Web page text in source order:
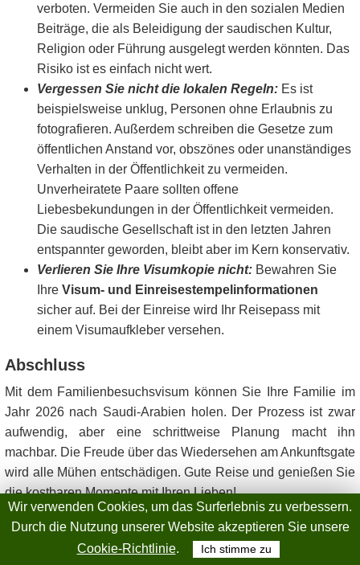
verboten. Vermeiden Sie auch in den sozialen Medien
Beiträge, die als Beleidigung der saudischen Kultur,
Religion oder Führung ausgelegt werden könnten. Das
Risiko ist es einfach nicht wert.
Vergessen Sie nicht die lokalen Regeln: Es ist
beispielsweise unklug, Personen ohne Erlaubnis zu
fotografieren. Außerdem schreiben die Gesetze zum
öffentlichen Anstand vor, obszönes oder unanständiges
Verhalten in der Öffentlichkeit zu vermeiden.
Unverheiratete Paare sollten offene
Liebesbekundungen in der Öffentlichkeit vermeiden.
Die saudische Gesellschaft ist in den letzten Jahren
entspannter geworden, bleibt aber im Kern konservativ.
Verlieren Sie Ihre Visumkopie nicht: Bewahren Sie
Ihre Visum- und Einreisestempelinformationen
sicher auf. Bei der Einreise wird Ihr Reisepass mit
einem Visumaufkleber versehen.
Abschluss
Mit dem Familienbesuchsvisum können Sie Ihre Familie im
Jahr 2026 nach Saudi-Arabien holen. Der Prozess ist zwar
aufwendig, aber eine schrittweise Planung macht ihn
machbar. Die Freude über das Wiedersehen am Ankunftsgate
wird alle Mühen entschädigen. Gute Reise und genießen Sie
die kostbaren Momente mit Ihren Lieben!
Häufig gestellte Fragen
Wie lange kann meine Familie mit einem
Wir verwenden Cookies, um das Surferlebnis zu verbessern.
Durch die Nutzung unserer Website akzeptieren Sie unsere
Cookie-Richtlinie. Ich stimme zu